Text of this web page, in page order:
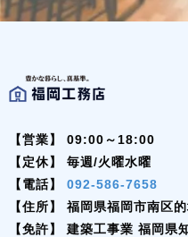
【営業】
09:00～18:00
【定休】
毎週/火曜水曜
【電話】
092-586-7658
【住所】
福岡県福岡市南区
【免許】
建築工事業 福岡県